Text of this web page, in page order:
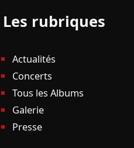
Les rubriques
Actualités
Concerts
Tous les Albums
Galerie
Presse